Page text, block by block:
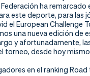
ha remarcado
este deporte, para las
el European Challenge
una nueva edición de
y afortunadamente,
torneo, desde hoy
en el ranking